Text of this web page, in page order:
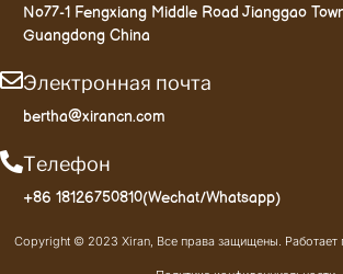
No77-1 Fengxiang Middle Road Jianggao
Guangdong China
Электронная почта
bertha@xirancn.com
Телефон
+86 18126750810(Wechat/Whatsapp)
Copyright © 2023 Xiran, Все права защищены. Работает